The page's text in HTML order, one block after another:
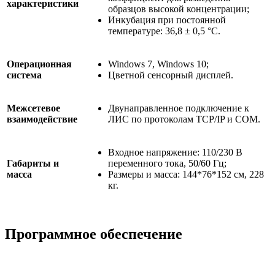
характеристики
образцов высокой концентрации;
Инкубация при постоянной
температуре: 36,8 ± 0,5 °C.
Операционная
система
Windows 7, Windows 10;
Цветной сенсорный дисплей.
Межсетевое
взаимодействие
Двунаправленное подключение к
ЛИС по протоколам TCP/IP и COM.
Габариты и
масса
Входное напряжение: 110/230 В
переменного тока, 50/60 Гц;
Размеры и масса: 144*76*152 см, 228
кг.
Программное обеспечение